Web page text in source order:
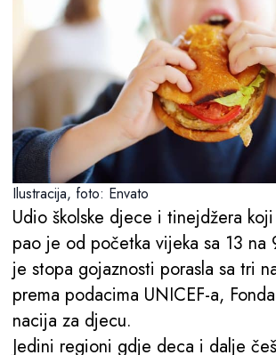
Ilustracija, foto: Envato
Udio školske djece i tinejdžera
pao je od početka vijeka sa 13 na
je stopa gojaznosti porasla sa tri
prema podacima UNICEF-a,
nacija za djecu.
Jedini regioni gdje deca i dalje